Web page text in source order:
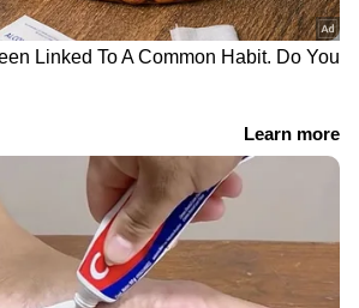
അറേബ്യയില്‍ ഭീകര
ഏര്‍പ്പെടുകയും സുരക്ഷാ
ചെയ്ത
മൂന്ന് പേരുടെ
ഹുസൈന്‍ അലി